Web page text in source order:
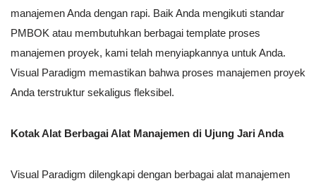
manajemen Anda dengan rapi. Baik Anda mengikuti standar
PMBOK atau membutuhkan berbagai template proses
manajemen proyek, kami telah menyiapkannya untuk Anda.
Visual Paradigm memastikan bahwa proses manajemen proyek
Anda terstruktur sekaligus fleksibel.
Kotak Alat Berbagai Alat Manajemen di Ujung Jari Anda
Visual Paradigm dilengkapi dengan berbagai alat manajemen